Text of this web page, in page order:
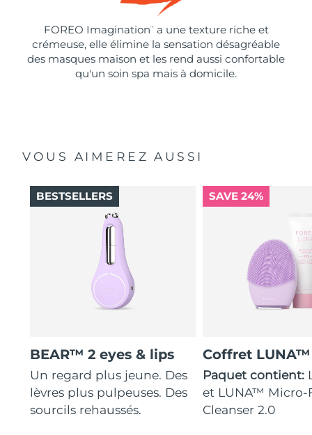
FOREO Imagination ™
a une texture riche et
crémeuse, elle élimine la sensation désagréable
des masques maison et les rend aussi confortable
qu'un soin spa mais à domicile.
VOUS AIMEREZ AUSSI
BEAR™ 2 eyes & lips
Un regard plus jeune. Des
lèvres plus pulpeuses. Des
sourcils rehaussés.
BESTSELLERS SAVE 24%
Coffret
Paquet contient:
et LUNA™ Micro-
Cleanser 2.0